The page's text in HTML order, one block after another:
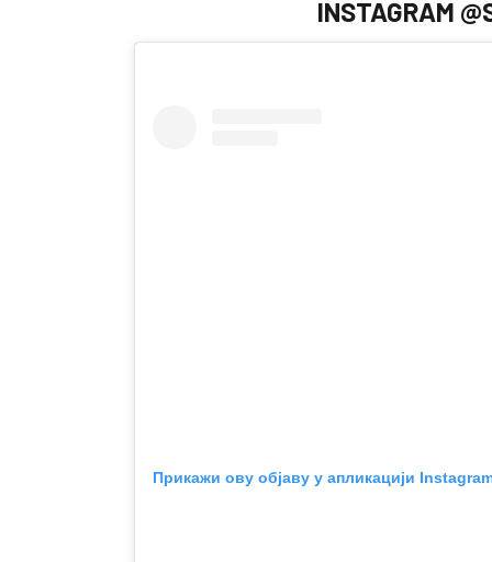
INSTAGRAM
Прикажи ову објаву у апликацији